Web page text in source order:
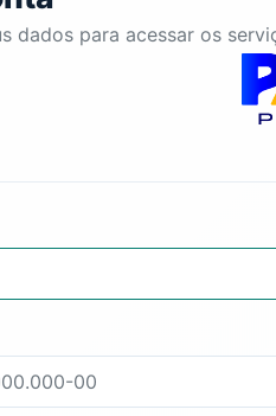
dados para acessar os